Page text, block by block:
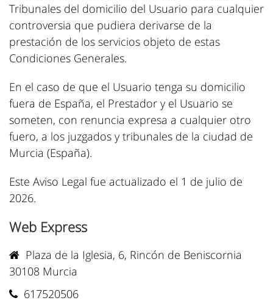
Tribunales del domicilio del Usuario para cualquier
controversia que pudiera derivarse de la
prestación de los servicios objeto de estas
Condiciones Generales.
En el caso de que el Usuario tenga su domicilio
fuera de España, el Prestador y el Usuario se
someten, con renuncia expresa a cualquier otro
fuero, a los juzgados y tribunales de la ciudad de
Murcia (España).
Este Aviso Legal fue actualizado el 1 de julio de
2026.
Web Express
Plaza de la Iglesia, 6, Rincón de Beniscornia
30108 Murcia
617520506